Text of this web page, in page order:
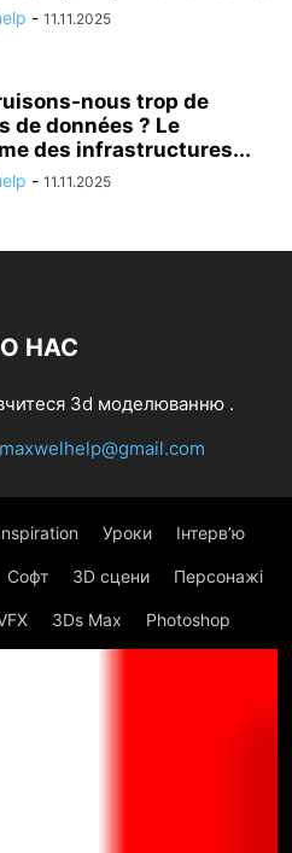
- 11.11.2025
nous trop de
de données ? Le
des infrastructures...
- 11.11.2025
НАС
3d моделюванню .
maxwelhelp@gmail.com
Уроки Інтерв’ю
Софт 3D сцени Персонажі
3Ds Max Photoshop